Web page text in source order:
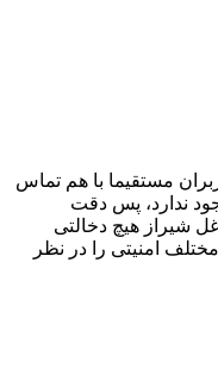
مستقیما با هم تماس
ندارد، پس دقت
شیراز هیچ دخالتی
امنیتی را در نظر